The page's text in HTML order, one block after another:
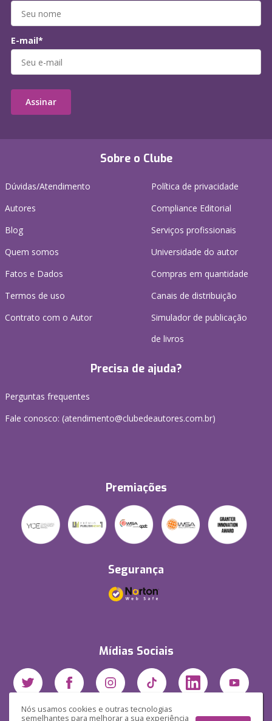
Nós usamos cookies e outras tecnologias
semelhantes para melhorar a sua experiência
Sobre o Clube
Dúvidas/Atendimento
Autores
Blog
Quem somos
Fatos e Dados
Termos de uso
Contrato com o Autor
Política de privacidade
Compliance Editorial
Serviços profissionais
Universidade do autor
Compras em quantidade
Canais de distribuição
Simulador de publicação
de livros
Precisa de ajuda?
Perguntas frequentes
Fale conosco: (atendimento@clubedeautores.com.br)
Premiações
Segurança
Mídias Sociais
E-mail*
Assinar